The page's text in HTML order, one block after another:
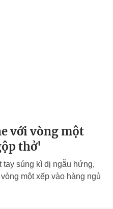
với vòng một
thở'
tay súng kì dị ngẫu hứng,
một xếp vào hàng ngủ